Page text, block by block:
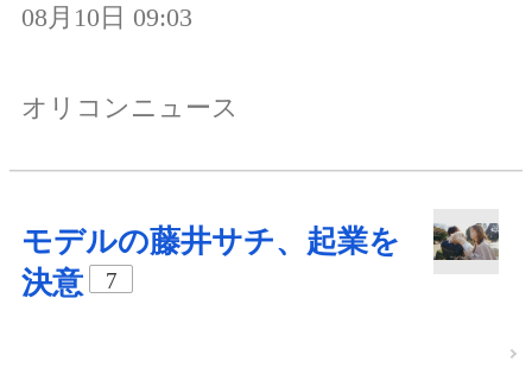
08月10日 09:03
オリコンニュース
モデルの藤井サチ、起業を
決意
7